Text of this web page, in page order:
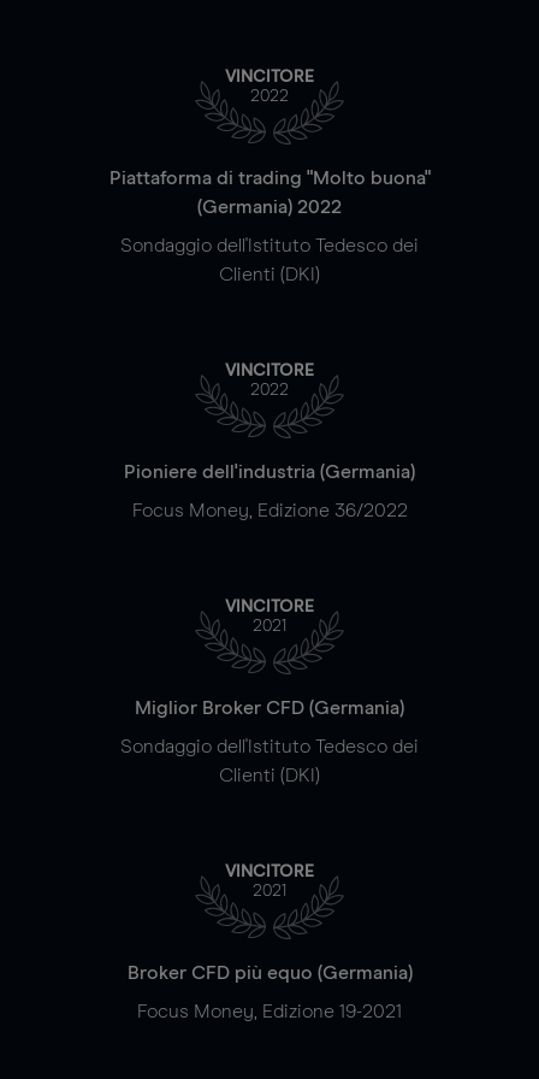
VINCITORE
2022
Piattaforma di trading "Molto buona"
(Germania) 2022
Sondaggio dell'Istituto Tedesco dei
Clienti (DKI)
VINCITORE
2022
Pioniere dell'industria (Germania)
Focus Money, Edizione 36/2022
VINCITORE
2021
Miglior Broker CFD (Germania)
Sondaggio dell'Istituto Tedesco dei
Clienti (DKI)
VINCITORE
2021
Broker CFD più equo (Germania)
Focus Money, Edizione 19-2021